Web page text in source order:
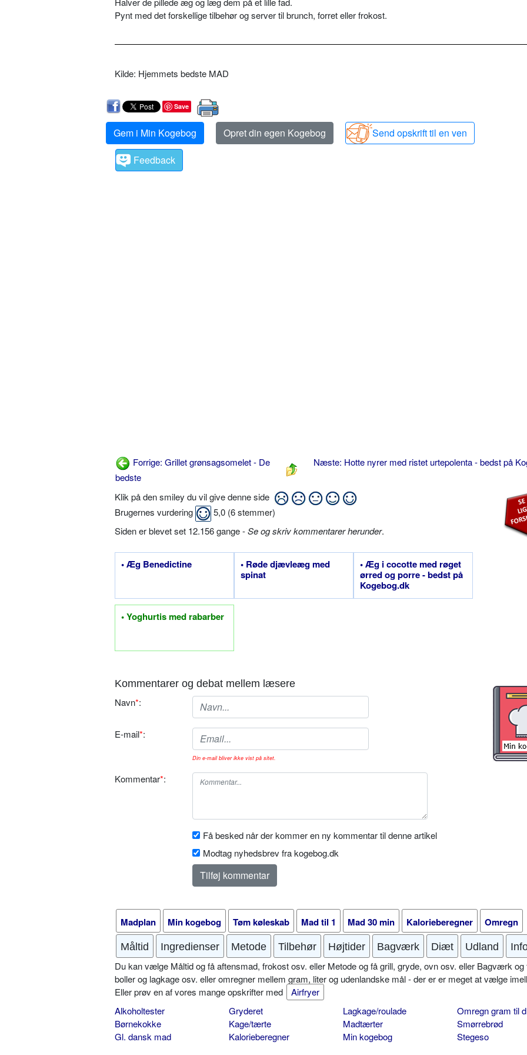
Pynt med det forskellige tilbehør og server til brunch, forret eller frokost.
Kilde: Hjemmets bedste MAD
Save
Gem i Min Kogebog Opret din egen Kogebog
Send opskrift til en ven
Feedback
Forrige: Grillet grønsagsomelet - De
bedste
Næste: Hotte nyrer med ristet urtepolenta - bedst på
Klik på den smiley du vil give denne side
Brugernes vurdering
5,0 (6stemmer)
Siden er blevet set 12.156 gange -Se og skriv kommentarer herunder.
• Æg Benedictine
• Røde djævleæg med
spinat
• Æg i cocotte med røget
ørred og porre - bedst på
Kogebog.dk
• Yoghurtis med rabarber
Kommentarer og debat mellem læsere
Navn*:
E-mail*:
Din e-mail bliver ikke vist på sitet.
Kommentar*:
Få besked når der kommer en ny kommentar til denne artikel
Modtag nyhedsbrev fra kogebog.dk
Madplan Min kogebog Tøm køleskab Mad til 1 Mad 30 min Kalorieberegner Omregn
Måltid Ingredienser Metode Tilbehør Højtider Bagværk Diæt Udland
Du kan vælge Måltid og få aftensmad, frokost osv. eller Metode og få grill, gryde, ovn osv. eller Bagværk og
boller og lagkage osv. eller omregner mellem gram, liter og udenlandske mål - der er er meget at vælge
Eller prøv en af vores mange opskrifter med
Airfryer
Alkoholtester
Børnekokke
Gl. dansk mad
Gryderet
Kage/tærte
Kalorieberegner
Lagkage/roulade
Madtærter
Min kogebog
Omregn gram til
Smørrebrød
Stegeso